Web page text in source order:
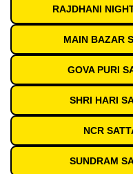
RAJDHANI
MAIN BAZAR
GOVA PURI
SHRI HARI
NCR
SUNDRAM